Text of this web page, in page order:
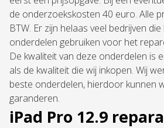
de onderzoekskosten 40 euro. Alle
BTW. Er zijn helaas veel bedrijven
onderdelen gebruiken voor het
De kwaliteit van deze onderdelen is
als de kwaliteit die wij inkopen. Wij
beste onderdelen, hierdoor kunnen
garanderen.
iPad Pro 12.9